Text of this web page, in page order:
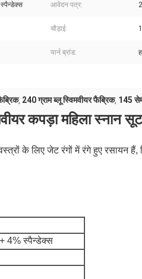
स्पैन्डेक्स आवेदन पत्र:
चौड़ाई:
यार्न ब्रांड:
, 240 ग्राम ब्लू स्विमवीयर फैब्रिक, 145
कपड़ा महिला स्नान
के लिए जेट रंगों में रंगे हुए रसायन
+ 4% स्पैन्डेक्स